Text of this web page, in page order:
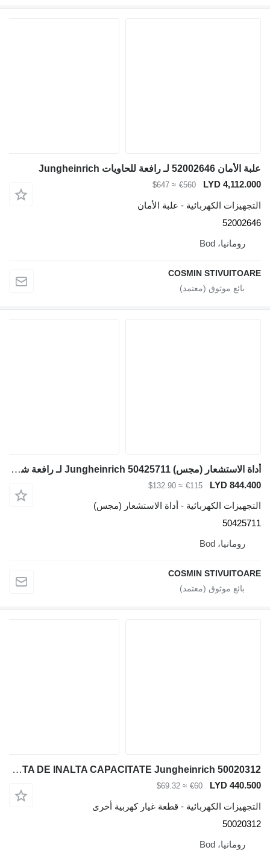
علبة الأمان 52002646 لـ رافعة للحاويات Jungheinrich
LYD 4,112.000
€560
≈ $647
التجهيزات الكهربائية - علبة الأمان
52002646
رومانيا، Bod
COSMIN STIVUITOARE
أداة الاستشعار (مجس) Jungheinrich 50425711 لـ رافعة شوكية ديزل
LYD 844.400
€115
≈ $132.90
التجهيزات الكهربائية - أداة الاستشعار (مجس)
50425711
رومانيا، Bod
COSMIN STIVUITOARE
CONTACTOR OPRIRE URGENTA DE INALTA CAPACITATE Jungheinrich 50020312 لـ المعدة المستخدمة في المستودع
LYD 440.500
€60
≈ $69.32
التجهيزات الكهربائية - قطعة غيار كهربية أخرى
50020312
رومانيا، Bod